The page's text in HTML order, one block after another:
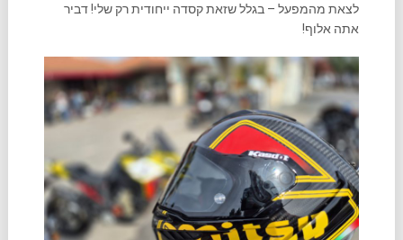
לצאת מהמפעל – בגלל שזאת קסדה ייחודית רק שלי! דביר
אתה אלוף!